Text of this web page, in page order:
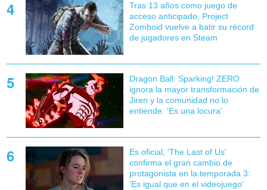
Tras 13 años como juego de
acceso anticipado, Project
Zomboid vuelve a batir su récord
de jugadores en Steam
Dragon Ball: Sparking! ZERO
ignora la mayor transformación de
Jiren y la comunidad no lo
entiende: 'Es una locura'
Es oficial, 'The Last of Us'
confirma el gran cambio de
protagonista en la temporada 3:
'Es igual que en el videojuego'